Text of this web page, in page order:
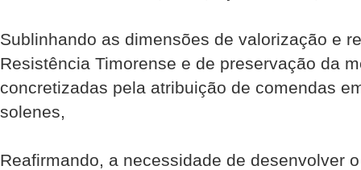
Sublinhando as dimensões de valorização e
Resistência Timorense e de preservação da
concretizadas pela atribuição de comendas
solenes,
Reafirmando, a necessidade de desenvolver